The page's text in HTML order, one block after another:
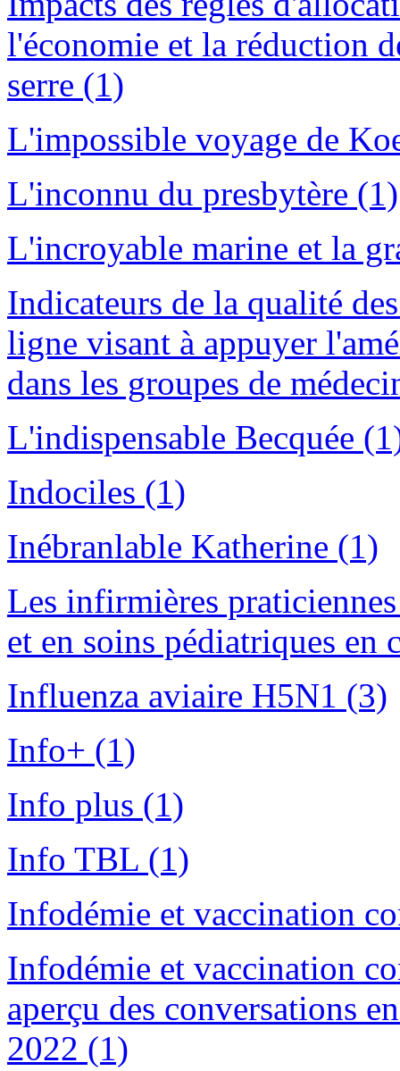
l'économie et la réduction
serre (1)
L'impossible voyage de
L'inconnu du presbytère (1)
L'incroyable marine et la
Indicateurs de la qualité
ligne visant à appuyer
dans les groupes de
L'indispensable Becquée
Indociles (1)
Inébranlable Katherine (1)
Les infirmières
et en soins pédiatriques en
Influenza aviaire H5N1 (3)
Info+ (1)
Info plus (1)
Info TBL (1)
Infodémie et vaccination
Infodémie et vaccination
aperçu des conversations
2022 (1)